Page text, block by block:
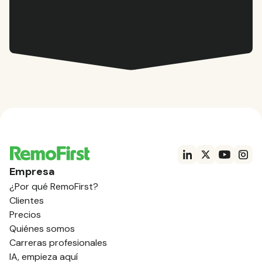
Empresa
¿Por qué RemoFirst?
Clientes
Precios
Quiénes somos
Carreras profesionales
IA, empieza aquí